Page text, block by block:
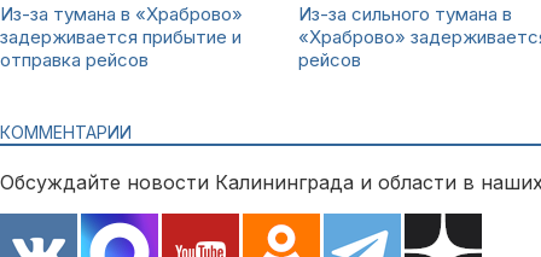
Из-за тумана в «Храброво»
задерживается прибытие и
отправка рейсов
Из-за сильного тумана в
«Храброво»
рейсов
КОММЕНТАРИИ
Обсуждайте новости Калининграда и области в